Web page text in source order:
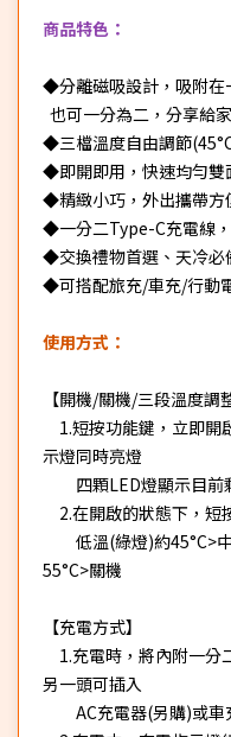
商品特色：
◆分離磁吸設計，吸附在
也可一分為二，分享給
◆三檔溫度自由調節
◆即開即用，快速均勻雙
◆精緻小巧，外出攜帶方
◆一分二Type-C充電線
◆交換禮物首選、天冷必
◆可搭配旅充/車充/行動
使用方式：
【開機/關機/三段溫度調
1.短按功能鍵，立即開
示燈同時亮燈
四顆LED燈顯示目前
2.在開啟的狀態下，短
低溫(綠燈)約45°C>中
55°C>關機
【充電方式】
1.充電時，將內附一分
另一頭可插入
AC充電器(另購)或車